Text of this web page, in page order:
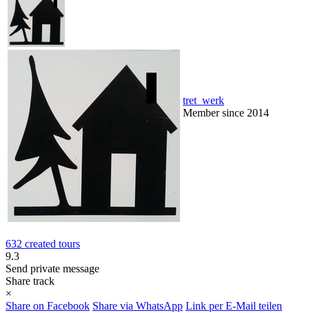
tret_werk
Member since 2014
632 created tours
9.3
Send private message
Share track
×
Share on Facebook Share via WhatsApp Link per E-Mail teilen